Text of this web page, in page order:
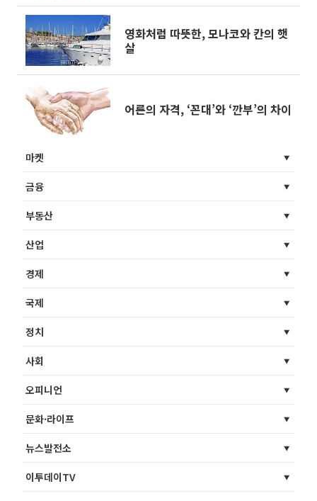
영화처럼 따뜻한, 모나코와 칸의 햇
살
어른의 자격, ‘꼰대’와 ‘깐부’의 차이
마켓
금융
부동산
산업
경제
국제
정치
사회
오피니언
문화·라이프
뉴스발전소
이투데이TV